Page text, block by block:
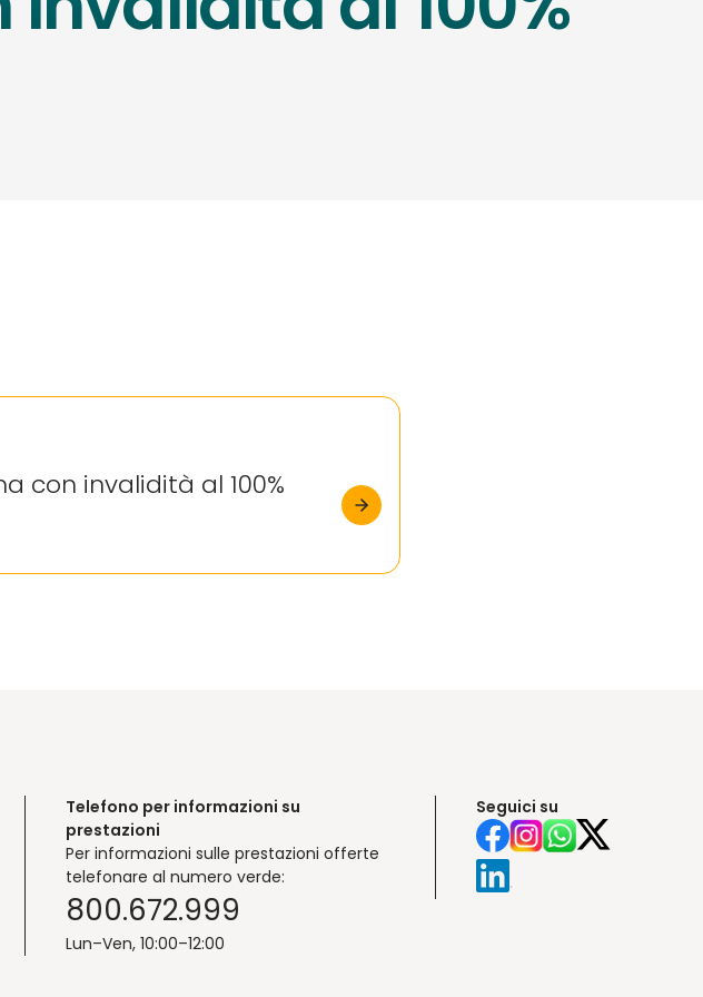
con invalidità al 100%
Telefono per informazioni su
prestazioni
Per informazioni sulle prestazioni offerte
telefonare al numero verde:
800.672.999
Lun–Ven, 10:00–12:00
Seguici su